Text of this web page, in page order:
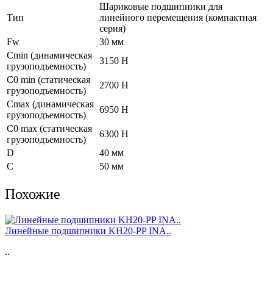
Тип
Шариковые подшипники для
линейного перемещения (компактная
серия)
Fw
30 мм
Cmin (динамическая
грузоподъемность)
3150 Н
C0 min (статическая
грузоподъемность)
2700 Н
Cmax (динамическая
грузоподъемность)
6950 Н
C0 max (статическая
грузоподъемность)
6300 Н
D
40 мм
C
50 мм
Похожие
Линейные подшипники KH20-PP INA..
..